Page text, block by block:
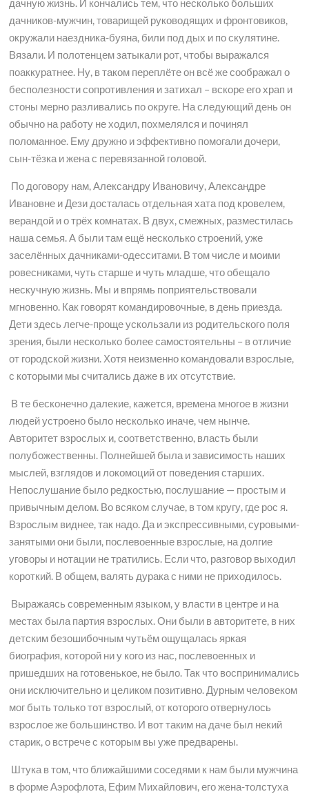
дачную жизнь. И кончались тем, что несколько больших
дачников-мужчин, товарищей руководящих и фронтовиков,
окружали наездника-буяна, били под дых и по скулятине.
Вязали. И полотенцем затыкали рот, чтобы выражался
поаккуратнее. Ну, в таком переплёте он всё же соображал о
бесполезности сопротивления и затихал – вскоре его храп и
стоны мерно разливались по округе. На следующий день он
обычно на работу не ходил, похмелялся и починял
поломанное. Ему дружно и эффективно помогали дочери,
сын-тёзка и жена с перевязанной головой.
По договору нам, Александру Ивановичу, Александре
Ивановне и Дези досталась отдельная хата под кровелем,
верандой и о трёх комнатах. В двух, смежных, разместилась
наша семья. А были там ещё несколько строений, уже
заселённых дачниками-одесситами. В том числе и моими
ровесниками, чуть старше и чуть младше, что обещало
нескучную жизнь. Мы и впрямь поприятельствовали
мгновенно. Как говорят командировочные, в день приезда.
Дети здесь легче-проще ускользали из родительского поля
зрения, были несколько более самостоятельны – в отличие
от городской жизни. Хотя неизменно командовали взрослые,
с которыми мы считались даже в их отсутствие.
В те бесконечно далекие, кажется, времена многое в жизни
людей устроено было несколько иначе, чем нынче.
Авторитет взрослых и, соответственно, власть были
полубожественны. Полнейшей была и зависимость наших
мыслей, взглядов и локомоций от поведения старших.
Непослушание было редкостью, послушание — простым и
привычным делом. Во всяком случае, в том кругу, где рос я.
Взрослым виднее, так надо. Да и экспрессивными, суровыми-
занятыми они были, послевоенные взрослые, на долгие
уговоры и нотации не тратились. Если что, разговор выходил
короткий. В общем, валять дурака с ними не приходилось.
Выражаясь современным языком, у власти в центре и на
местах была партия взрослых. Они были в авторитете, в них
детским безошибочным чутьём ощущалась яркая
биография, которой ни у кого из нас, послевоенных и
пришедших на готовенькое, не было. Так что воспринимались
они исключительно и целиком позитивно. Дурным человеком
мог быть только тот взрослый, от которого отвернулось
взрослое же большинство. И вот таким на даче был некий
старик, о встрече с которым вы уже предварены.
Штука в том, что ближайшими соседями к нам были мужчина
в форме Аэрофлота, Ефим Михайлович, его жена-толстуха